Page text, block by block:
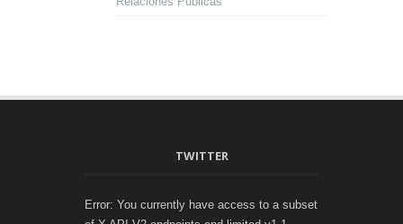
TWITTER
Error: You currently have access to a subset